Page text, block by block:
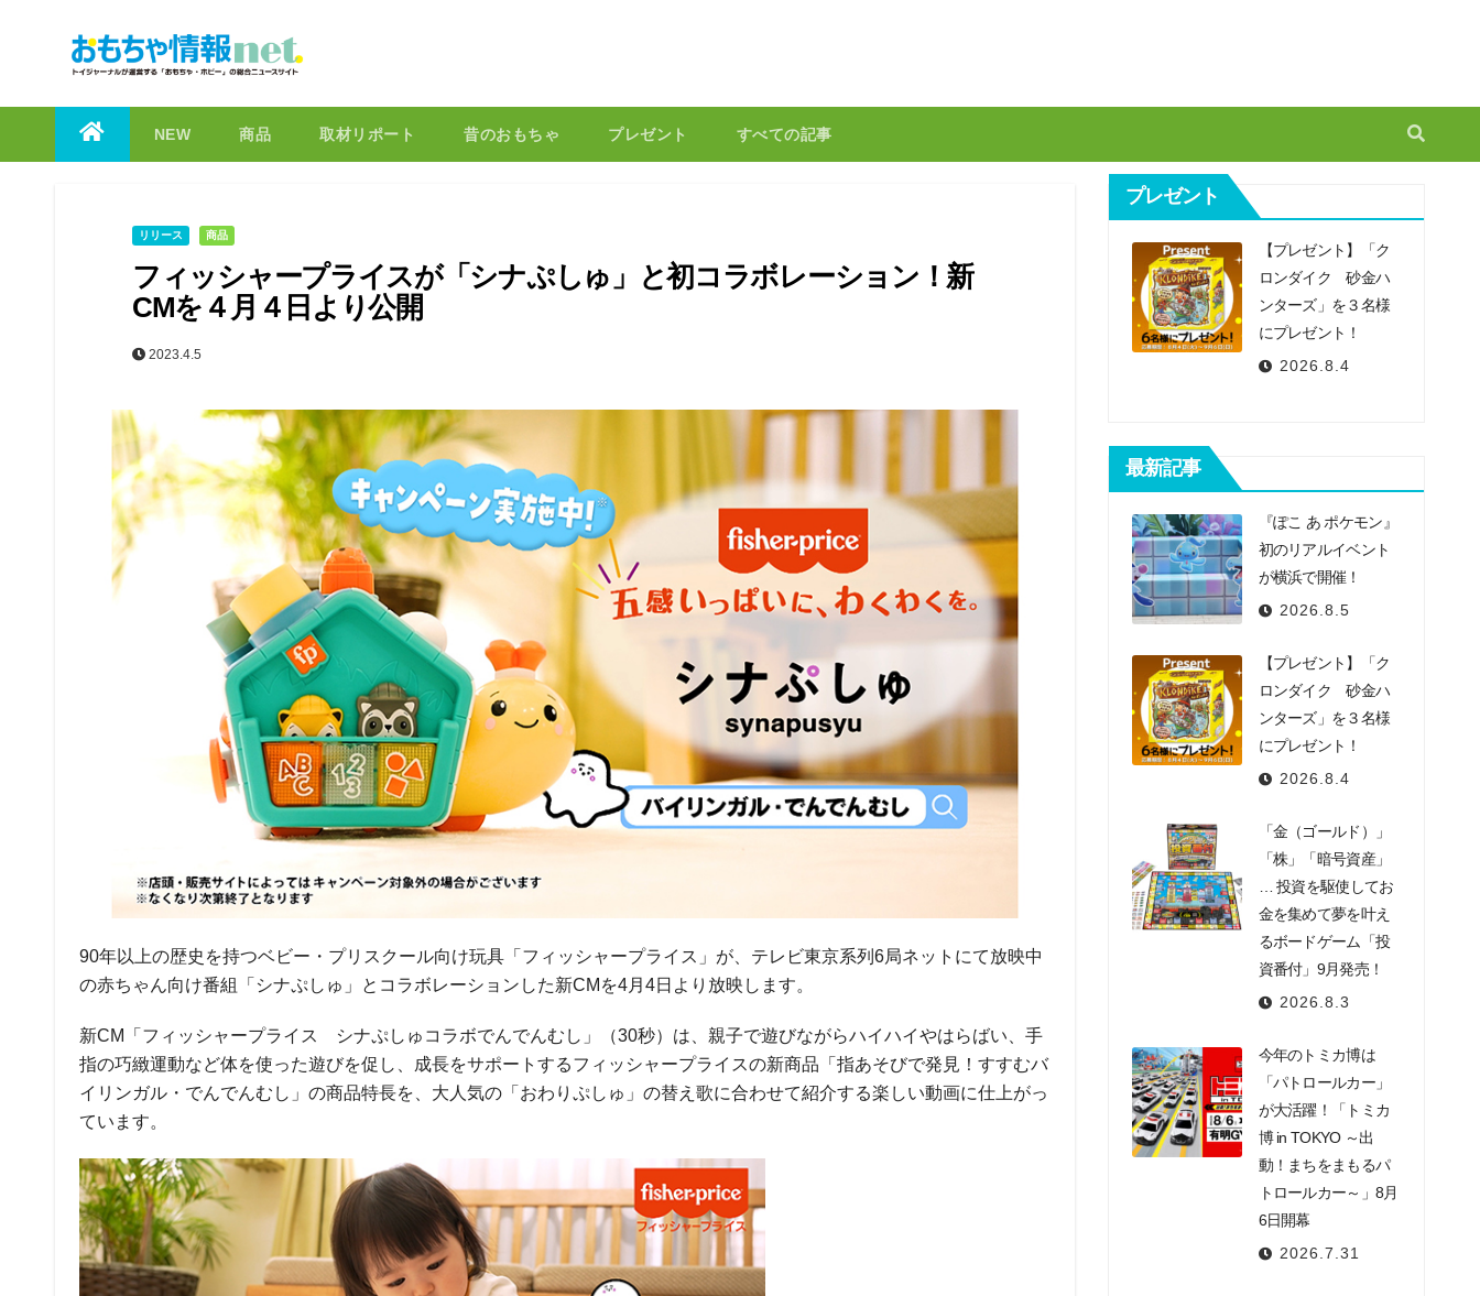
NEW 商品 取材リポート 昔のおもちゃ プレゼント すべての記事
リリース 商品
フィッシャープライスが「シナぷしゅ」と初コラボレーション！新
CMを４月４日より公開
2023.4.5
90年以上の歴史を持つベビー・プリスクール向け玩具「フィッシャープライス」が、テレビ東京系列6局ネットにて放映中
の赤ちゃん向け番組「シナぷしゅ」とコラボレーションした新CMを4月4日より放映します。
新CM「フィッシャープライス シナぷしゅコラボでんでんむし」（30秒）は、親子で遊びながらハイハイやはらばい、手
指の巧緻運動など体を使った遊びを促し、成長をサポートするフィッシャープライスの新商品「指あそびで発見！すすむバ
イリンガル・でんでんむし」の商品特長を、大人気の「おわりぷしゅ」の替え歌に合わせて紹介する楽しい動画に仕上がっ
ています。
プレゼント
【プレゼント】「ク
ロンダイク 砂金ハ
ンターズ」を３名様
にプレゼント！
2026.8.4
最新記事
『ぽこ あ ポケモン』
初のリアルイベント
が横浜で開催！
2026.8.5
【プレゼント】「ク
ロンダイク 砂金ハ
ンターズ」を３名様
にプレゼント！
2026.8.4
「金（ゴールド）」
「株」「暗号資産」
… 投資を駆使してお
金を集めて夢を叶え
るボードゲーム「投
資番付」9月発売！
2026.8.3
今年のトミカ博は
「パトロールカー」
が大活躍！「トミカ
博 in TOKYO ～出
動！まちをまもるパ
トロールカー～」8月
6日開幕
2026.7.31